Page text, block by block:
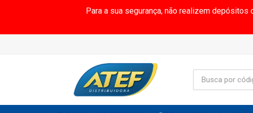
Para a sua segurança, não realizem